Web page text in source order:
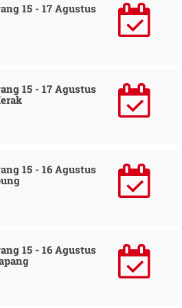
15 - 17 Agustus
15 - 17 Agustus
15 - 16 Agustus
15 - 16 Agustus